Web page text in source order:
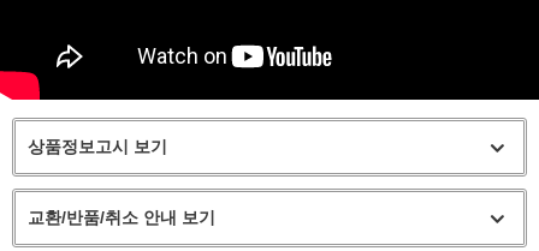
상품정보고시 보기
교환/반품/취소 안내 보기